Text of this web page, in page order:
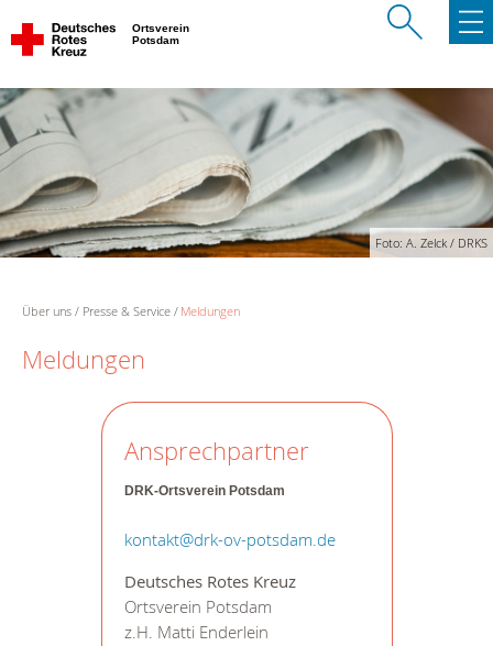
Ortsverein
Potsdam
Foto: A. Zelck / DRKS
Über uns Presse & Service Meldungen
Meldungen
Ansprechpartner
DRK-Ortsverein Potsdam
kontakt@drk-ov-potsdam.de
Deutsches Rotes Kreuz
Ortsverein Potsdam
z.H. Matti Enderlein